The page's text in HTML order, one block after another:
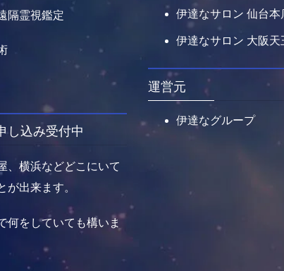
隔霊視鑑定
し込み受付中
、横浜などどこにいて
が出来ます。
何をしていても構いま
伊達なサロン 仙台本
伊達なサロン 大阪天
運営元
伊達なグループ